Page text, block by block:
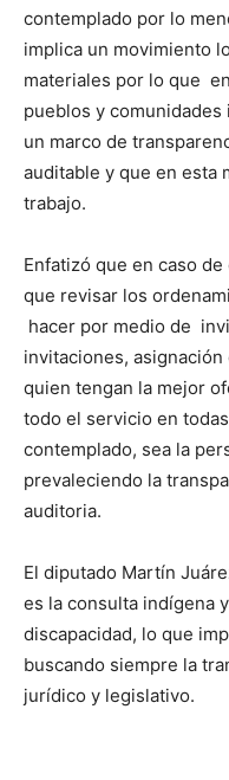
contemplado por lo
implica un movimiento
materiales por lo que
pueblos y
un marco de
auditable y que en esta
trabajo.
Enfatizó que en caso
que revisar los
hacer por medio de
invitaciones,
quien tengan la mejor
todo el servicio en
contemplado, sea la
prevaleciendo la
auditoria.
El diputado Martín
es la consulta indígena
discapacidad, lo que
buscando siempre la
jurídico y legislativo.